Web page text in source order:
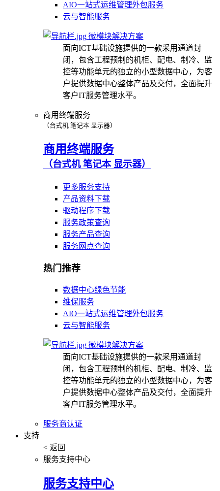
AIO一站式运维管理外包服务
云与智能服务
微模块解决方案
面向ICT基础设施提供的一款采用通道封
闭，包含工程预制的机柜、配电、制冷、监
控等功能单元的独立的小型数据中心，为客
户提供数据中心整体产品及交付，全面提升
客户IT服务管理水平。
商用终端服务
（台式机 笔记本 显示器）
商用终端服务
（台式机 笔记本 显示器）
更多服务支持
产品资料下载
驱动程序下载
服务政策查询
服务产品查询
服务网点查询
热门推荐
数据中心绿色节能
维保服务
AIO一站式运维管理外包服务
云与智能服务
微模块解决方案
面向ICT基础设施提供的一款采用通道封
闭，包含工程预制的机柜、配电、制冷、监
控等功能单元的独立的小型数据中心，为客
户提供数据中心整体产品及交付，全面提升
客户IT服务管理水平。
服务商认证
支持
< 返回
服务支持中心
服务支持中心